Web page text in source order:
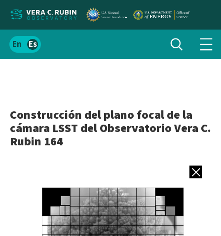
Localizar
el
Español
Alternar
búsqueda
Construcción del plano focal de la
cámara LSST del Observatorio Vera C.
Rubin 164
Volver a